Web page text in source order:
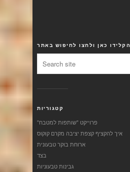
הקלידו כאן ולחצו לחיפוש באתר
קטגוריות
"פרוייקט "שותפות למטבח
איך להקציף קצפת יציבה מקרם קוקוס
ארוחת בוקר טבעונית
בצד
גבינות טבעוניות